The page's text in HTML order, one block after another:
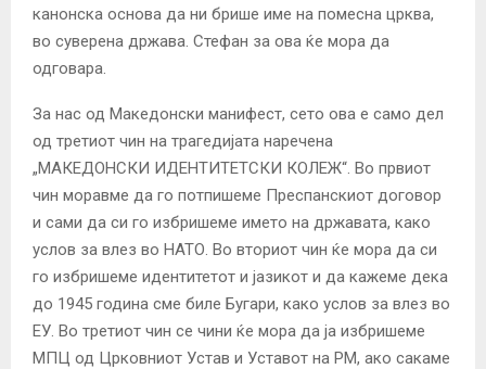
канонска основа да ни брише име на помесна црква,
во суверена држава. Стефан за ова ќе мора да
одговара.
За нас од Македонски манифест, сето ова е само дел
од третиот чин на трагедијата наречена
„МАКЕДОНСКИ ИДЕНТИТЕТСКИ КОЛЕЖ“. Во првиот
чин моравме да го потпишеме Преспанскиот договор
и сами да си го избришеме името на државата, како
услов за влез во НАТО. Во вториот чин ќе мора да си
го избришеме идентитетот и јазикот и да кажеме дека
до 1945 година сме биле Бугари, како услов за влез во
ЕУ. Во третиот чин се чини ќе мора да ја избришеме
МПЦ од Црковниот Устав и Уставот на РМ, ако сакаме